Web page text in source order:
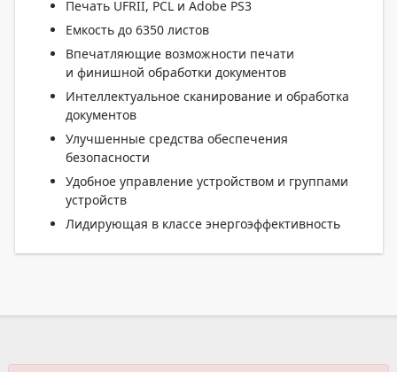
Печать UFRII, PCL и Adobe PS3
Емкость до 6350 листов
Впечатляющие возможности печати
и финишной обработки документов
Интеллектуальное сканирование и обработка
документов
Улучшенные средства обеспечения
безопасности
Удобное управление устройством и группами
устройств
Лидирующая в классе энергоэффективность